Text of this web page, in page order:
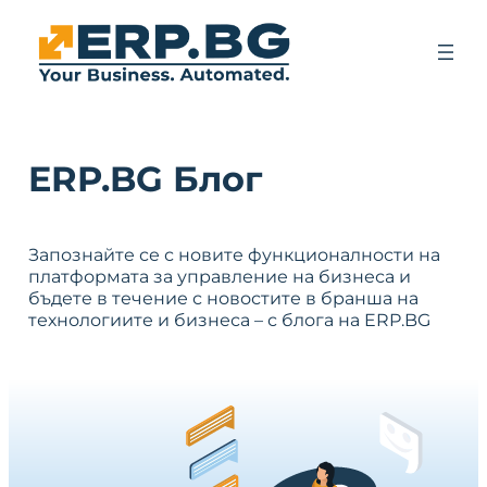
ERP.BG Блог
Запознайте се с новите функционалности на
платформата за управление на бизнеса и
бъдете в течение с новостите в бранша на
технологиите и бизнеса – с блога на ERP.BG